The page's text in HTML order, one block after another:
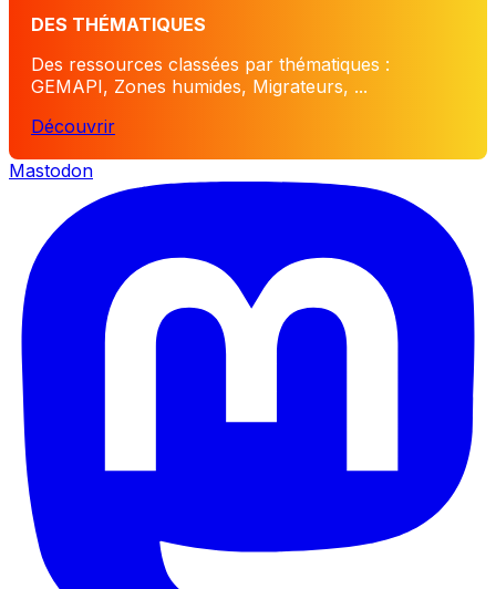
DES THÉMATIQUES
Des ressources classées par thématiques :
GEMAPI, Zones humides, Migrateurs, ...
Découvrir
Mastodon